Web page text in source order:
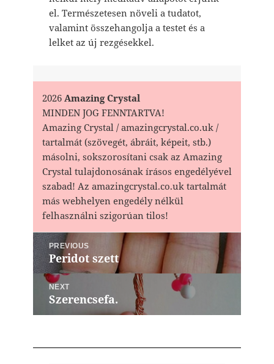
el. Természetesen növeli a tudatot,
valamint összehangolja a testet és a
lelket az új rezgésekkel.
2026Amazing Crystal
MINDEN JOG FENNTARTVA!
Amazing Crystal / amazingcrystal.co.uk /
tartalmát (szövegét, ábráit, képeit, stb.)
másolni, sokszorosítani csak az Amazing
Crystal tulajdonosának írásos engedélyével
szabad! Az amazingcrystal.co.uk tartalmát
más webhelyen engedély nélkül
felhasználni szigorúan tilos!
Bejegyzés
navigáció
PREVIOUS
Previous
post:
Peridot szett
NEXT
Next
post:
Szerencsefa.